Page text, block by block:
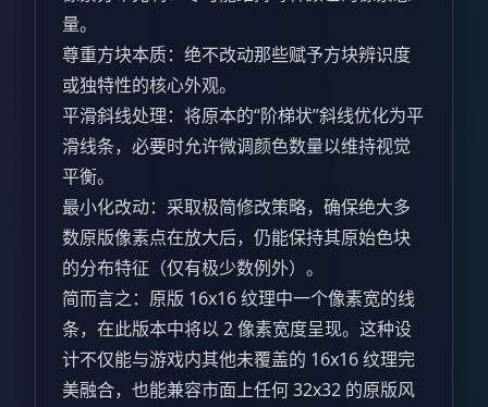
量。
尊重方块本质：绝不改动那些赋予方块辨识度
或独特性的核心外观。
平滑斜线处理：将原本的“阶梯状”斜线优化为平
滑线条，必要时允许微调颜色数量以维持视觉
平衡。
最小化改动：采取极简修改策略，确保绝大多
数原版像素点在放大后，仍能保持其原始色块
的分布特征（仅有极少数例外）。
简而言之：原版 16x16 纹理中一个像素宽的线
条，在此版本中将以 2 像素宽度呈现。这种设
计不仅能与游戏内其他未覆盖的 16x16 纹理完
美融合，也能兼容市面上任何 32x32 的原版风